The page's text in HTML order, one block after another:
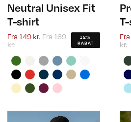
Neutral Unisex Fit
T-shirt
Fra 149 kr. Fra169
kr.
12%
RABAT
Fra
kr.